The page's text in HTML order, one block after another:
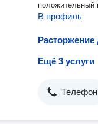
положительный
В профиль
Ещё 3 услуги
Телефон